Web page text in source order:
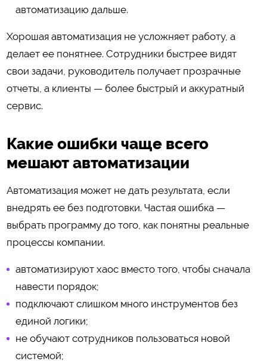
автоматизацию дальше.
Хорошая автоматизация не усложняет работу, а
делает ее понятнее. Сотрудники быстрее видят
свои задачи, руководитель получает прозрачные
отчеты, а клиенты — более быстрый и аккуратный
сервис.
Какие ошибки чаще всего
мешают автоматизации
Автоматизация может не дать результата, если
внедрять ее без подготовки. Частая ошибка —
выбрать программу до того, как понятны реальные
процессы компании.
автоматизируют хаос вместо того, чтобы сначала
навести порядок;
подключают слишком много инструментов без
единой логики;
не обучают сотрудников пользоваться новой
системой;